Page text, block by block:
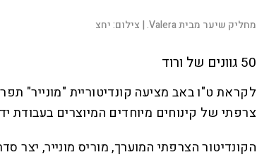
מחליק שיער מבית Valera. | צילום:יחצ
50 גוונים של ורוד
לקראת ט"ו באב מציעה קונדיטוריית "מונייר"
צרפתי של קינוחים מיוחדים המיוצרים בעבודת
הקונדיטור הצרפתי המוערך, מוריס מונייר, יצר